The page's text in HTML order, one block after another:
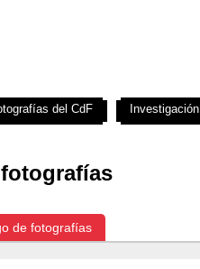
de fotografías
del CdF Investigación